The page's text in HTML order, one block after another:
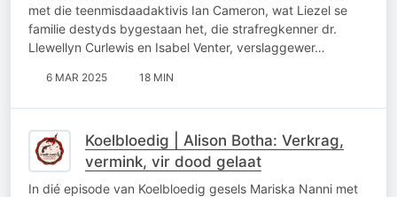
met die teenmisdaadaktivis Ian Cameron, wat Liezel se
familie destyds bygestaan het, die strafregkenner dr.
Llewellyn Curlewis en Isabel Venter, verslaggewer…
6 MAR 2025 18 MIN
Koelbloedig | Alison Botha: Verkrag,
vermink, vir dood gelaat
In dié episode van Koelbloedig gesels Mariska Nanni met